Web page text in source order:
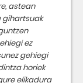
astean
gihartsuak
ez
gehiegi
horiek
elikadura